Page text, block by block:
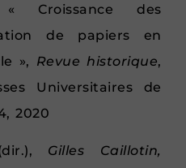
« Croissance des
de papiers en
», Revue historique,
Universitaires de
2020
Gilles Caillotin,